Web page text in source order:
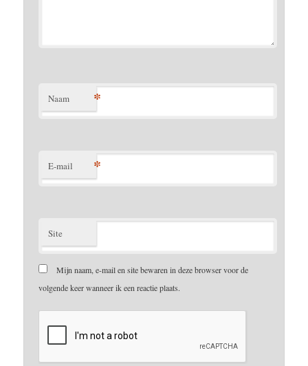
Naam *
E-mail *
Site
Mijn naam, e-mail en site bewaren in deze browser voor de
volgende keer wanneer ik een reactie plaats.